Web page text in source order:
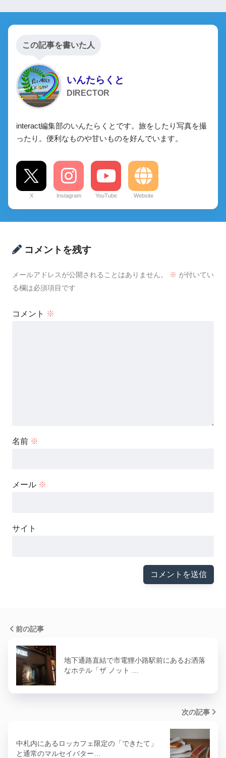
この記事を書いた人
いんたらくと
DIRECTOR
interact編集部のいんたらくとです。旅をしたり写真を撮
ったり。便利なものや甘いものを好んでいます。
X Instagram YouTube Website
コメントを残す
メールアドレスが公開されることはありません。 ※ が付いてい
る欄は必須項目です
コメント ※
名前 ※
メール ※
サイト
前の記事
地下通路直結で市電狸小路駅前にあるお洒落
なホテル「ザ ノット …
次の記事
中札内にあるロッカフェ限定の「できたて」
と通常のマルセイバター…